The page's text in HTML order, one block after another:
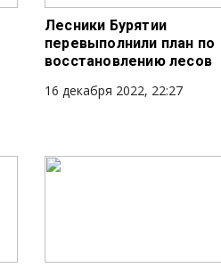
Лесники Бурятии
перевыполнили план по
восстановлению лесов
16 декабря 2022, 22:27